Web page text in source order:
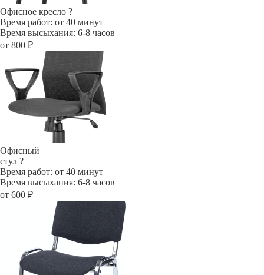
Офисное кресло ?
Время работ: от 40 минут
Время высыхания: 6-8 часов
от 800 ₽
Офисный
стул ?
Время работ: от 40 минут
Время высыхания: 6-8 часов
от 600 ₽